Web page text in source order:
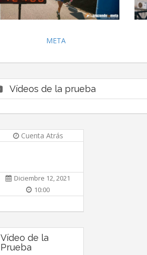
META
Vídeos de la prueba
Cuenta Atrás
Diciembre 12, 2021
10:00
Vídeo de la
Prueba